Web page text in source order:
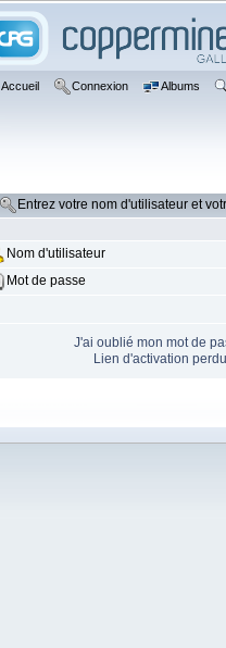
Accueil Connexion Albums
Entrez votre nom d'utilisateur et
Nom d'utilisateur
Mot de passe
J'ai oublié mon mot de
Lien d'activation perdu